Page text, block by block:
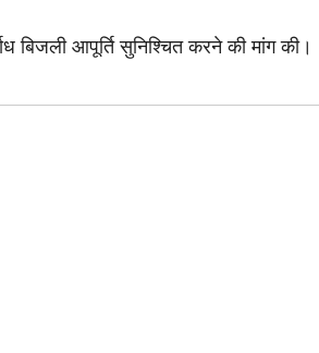
बिजली आपूर्ति सुनिश्चित करने की मांग की।